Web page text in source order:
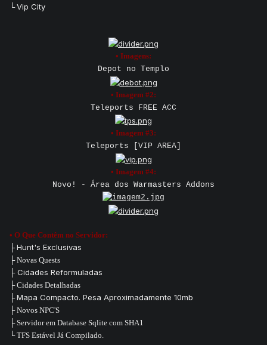
└Vip City
• Imagens:
Depot no Templo
• Imagem #2:
Teleports FREE ACC
• Imagem #3:
Teleports [VIP AREA]
• Imagem #4:
Novo! - Área dos Warmasters Addons
• O Que Contêm no Servidor:
├Hunt's Exclusivas
├ Novas Quests
├Cidades Reformuladas
├ Cidades Detalhadas
├Mapa Compacto. Pesa Aproximadamente 10mb
├ Novos NPC'S
├ Servidor em Database Sqlite com SHA1
└TFS Estável Já Compilado.